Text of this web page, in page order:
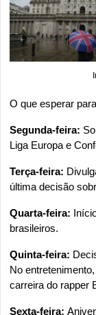
O que esperar
Segunda-feira:
Liga Europa e
Terça-feira:
última decisão
Quarta-feira:
brasileiros.
Quinta-feira:
No
carreira do rapper
Sexta-feira: